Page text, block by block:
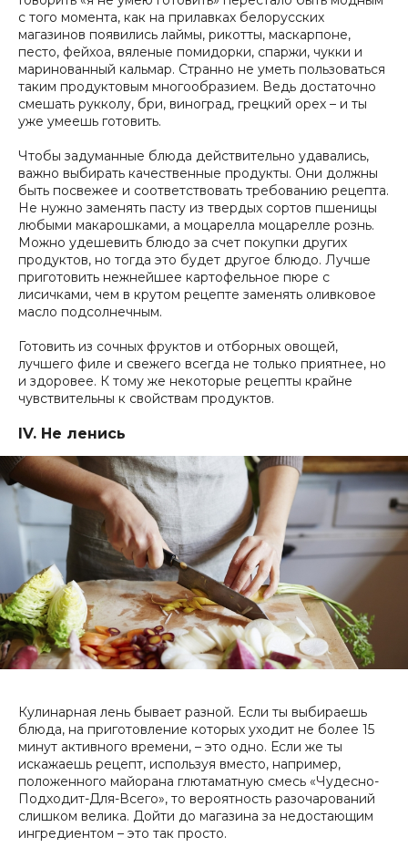
с того момента, как на прилавках белорусских
магазинов появились лаймы, рикотты, маскарпоне,
песто, фейхоа, вяленые помидорки, спаржи, чукки и
маринованный кальмар. Странно не уметь пользоваться
таким продуктовым многообразием. Ведь достаточно
смешать рукколу, бри, виноград, грецкий орех – и ты
уже умеешь готовить.
Чтобы задуманные блюда действительно удавались,
важно выбирать качественные продукты. Они должны
быть посвежее и соответствовать требованию рецепта.
Не нужно заменять пасту из твердых сортов пшеницы
любыми макарошками, а моцарелла моцарелле рознь.
Можно удешевить блюдо за счет покупки других
продуктов, но тогда это будет другое блюдо. Лучше
приготовить нежнейшее картофельное пюре с
лисичками, чем в крутом рецепте заменять оливковое
масло подсолнечным.
Готовить из сочных фруктов и отборных овощей,
лучшего филе и свежего всегда не только приятнее, но
и здоровее. К тому же некоторые рецепты крайне
чувствительны к свойствам продуктов.
IV. Не ленись
Кулинарная лень бывает разной. Если ты выбираешь
блюда, на приготовление которых уходит не более 15
минут активного времени, – это одно. Если же ты
искажаешь рецепт, используя вместо, например,
положенного майорана глютаматную смесь «Чудесно-
Подходит-Для-Всего», то вероятность разочарований
слишком велика. Дойти до магазина за недостающим
ингредиентом – это так просто.